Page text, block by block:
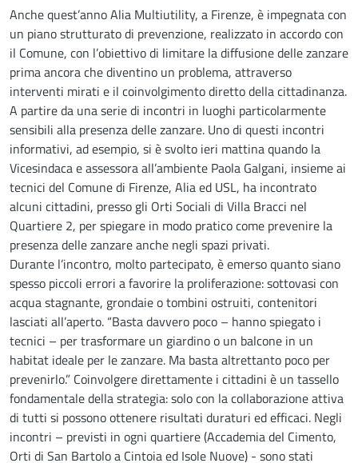
Descrizione
Anche quest’anno Alia Multiutility, a Firenze, è impegnata con
un piano strutturato di prevenzione, realizzato in accordo con
il Comune, con l’obiettivo di limitare la diffusione delle zanzare
prima ancora che diventino un problema, attraverso
interventi mirati e il coinvolgimento diretto della cittadinanza.
A partire da una serie di incontri in luoghi particolarmente
sensibili alla presenza delle zanzare. Uno di questi incontri
informativi, ad esempio, si è svolto ieri mattina quando la
Vicesindaca e assessora all’ambiente Paola Galgani, insieme ai
tecnici del Comune di Firenze, Alia ed USL, ha incontrato
alcuni cittadini, presso gli Orti Sociali di Villa Bracci nel
Quartiere 2, per spiegare in modo pratico come prevenire la
presenza delle zanzare anche negli spazi privati.
Durante l’incontro, molto partecipato, è emerso quanto siano
spesso piccoli errori a favorire la proliferazione: sottovasi con
acqua stagnante, grondaie o tombini ostruiti, contenitori
lasciati all’aperto. “Basta davvero poco – hanno spiegato i
tecnici – per trasformare un giardino o un balcone in un
habitat ideale per le zanzare. Ma basta altrettanto poco per
prevenirlo.” Coinvolgere direttamente i cittadini è un tassello
fondamentale della strategia: solo con la collaborazione attiva
di tutti si possono ottenere risultati duraturi ed efficaci. Negli
incontri – previsti in ogni quartiere (Accademia del Cimento,
Orti di San Bartolo a Cintoia ed Isole Nuove) - sono stati